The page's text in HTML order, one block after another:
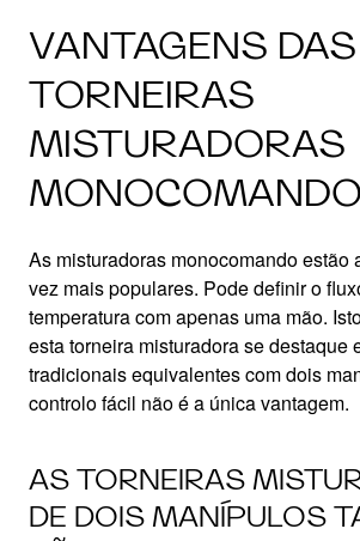
VANTAGENS DAS
TORNEIRAS
MISTURADORAS
MONOCOMANDO
As misturadoras monocomando estão
vez mais populares. Pode definir o
temperatura com apenas uma mão.
esta torneira misturadora se destaque
tradicionais equivalentes com dois
controlo fácil não é a única vantagem.
AS TORNEIRAS
DE DOIS MANÍPULOS